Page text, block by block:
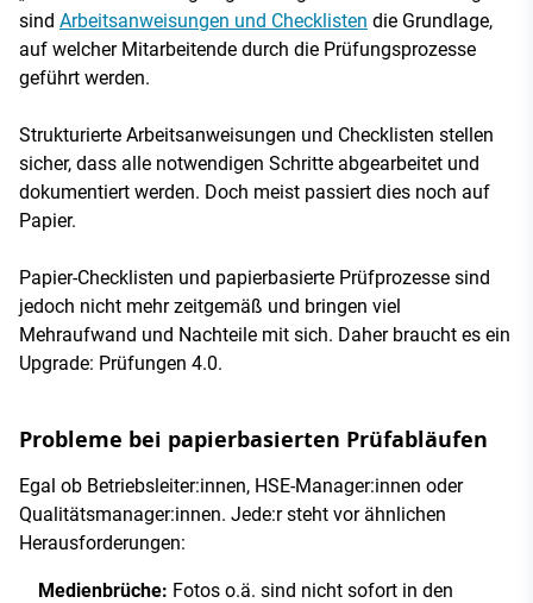
sind Arbeitsanweisungen und Checklisten die Grundlage,
auf welcher Mitarbeitende durch die Prüfungsprozesse
geführt werden.
Strukturierte Arbeitsanweisungen und Checklisten stellen
sicher, dass alle notwendigen Schritte abgearbeitet und
dokumentiert werden. Doch meist passiert dies noch auf
Papier.
Papier-Checklisten und papierbasierte Prüfprozesse sind
jedoch nicht mehr zeitgemäß und bringen viel
Mehraufwand und Nachteile mit sich. Daher braucht es ein
Upgrade: Prüfungen 4.0.
Probleme bei papierbasierten Prüfabläufen
Egal ob Betriebsleiter:innen, HSE-Manager:innen oder
Qualitätsmanager:innen. Jede:r steht vor ähnlichen
Herausforderungen:
Medienbrüche: Fotos o.ä. sind nicht sofort in den